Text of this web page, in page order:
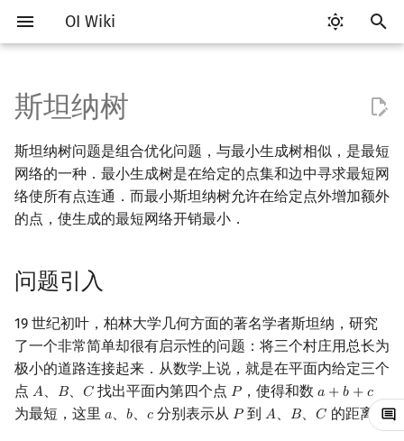
OI Wiki
入
以
开
始
搜
Getting Started
关于本项目
如何参与
数学符号表
F.A.Q.
比赛相关简介
赛事 ICPC/CCPC 赛事与赛制
题型
交互题
技巧
分段打表
出题
工具软件简介
代码编辑工具 Emacs
Notepad++
Kate
评测工具
Arbiter
编译器
WSL (Windows 10)
通用
Checker
语言基础简介
C++ 基础 C++ 语法基础
高级数据类型
函数
C++ 标准库
STL 容器
pair
命名空间
常量
新版 C++ 特性
Pascal 转 C++ 急救
Python 速成
算法基础简介
复杂度 均摊复杂度
枚举
贪心
排序
选择排序
基数排序
快速排序
搜索部分简介
DFS（搜索）
BFS（搜索）
A*
迭代加深搜索
动态规划部分简介
动态规划基础
记忆化搜索
DAG 上的 DP
树形 DP
单调队列/单调栈优化
WQS 二分
状态设计优化
字符串部分简介
字符串基础
标准库
字典树 (Trie)
前缀函数与 KMP 算法
最优原地后缀排序算法
数学部分简介
布尔代数
数字系统
进位制
高精度计算
快速幂
模算术简介
筛法
分解质因数
裴蜀定理 & 一次不定方程
代数基本定理
Chirp Z 变换
多项式牛顿迭代
多项式多点求值|快速插值
抽屉原理
卡特兰数
斯特林数
向量
行列式
线性空间
单纯形法
群论
条件概率与独立性
公平组合游戏
数值积分
数据结构部分简介
栈
队列
并查集
并查集复杂度
堆
二叉堆
块状数组
线段树合并 & 分裂
值
Kinetic Tournament Tree
Treap
笛卡尔树
Size Balanced Tree
可持久化线段树
可持久化可并堆
平衡树套线段树
全局平衡二叉树
树基础
树的直径
树的中心
树链剖分
树上启发式合并
最短路
差分约束
k 短路
最小生成树
最小树形图
最小直径生成树
问题引入
问题推广
例题
强连通分量
双连通分量
割点和桥
网络流简介
最大流
最小割
Stoer–Wagner 算法
图匹配
二分图最大匹配
二分图最大权匹配
稳定匹配
计算几何部分简介
二维计算几何基础
三维计算几何基础
三角剖分
凸包
杂项简介
离散化
双指针
CDQ 分治
随机化
随机化技巧
悬线法
RMQ
并查集应用
括号序列
斯坦纳树
斯坦纳树问题是组合优化问题，与最小生成树相似，是最短
网络的一种．最小生成树是在给定的点集和边中寻求最短网
络使所有点连通．而最小斯坦纳树允许在给定点外增加额外
的点，使生成的最短网络开销最小．
问题引入
19 世纪初叶，柏林大学几何方面的著名学者斯坦纳，研究
了一个非常简单却很有启示性的问题：将三个村庄用总长为
极小的道路连接起来．从数学上说，就是在平面内给定三个
点 𝐴
A 、 𝐵
B 、𝐶
C 找出平面内第四个点𝑃
P ，使得和数𝑎 +𝑏 +𝑐
a +b + c
为最短，这里 𝑎
a、𝑏
b、𝑐
c 分别表示从𝑃
P 到𝐴
A 、 𝐵
B、𝐶
C 的距离．